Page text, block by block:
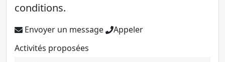
conditions.
Envoyer un message
Appeler
Activités proposées